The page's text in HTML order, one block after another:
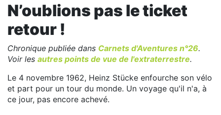
N’oublions pas le ticket
retour !
Chronique publiée dans Carnets d'Aventures n°26.
Voir les autres points de vue de l'extraterrestre.
Le 4 novembre 1962, Heinz Stücke enfourche son vélo
et part pour un tour du monde. Un voyage qu'il n'a, à
ce jour, pas encore achevé.